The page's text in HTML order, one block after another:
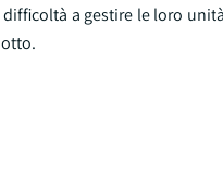
a gestire le loro